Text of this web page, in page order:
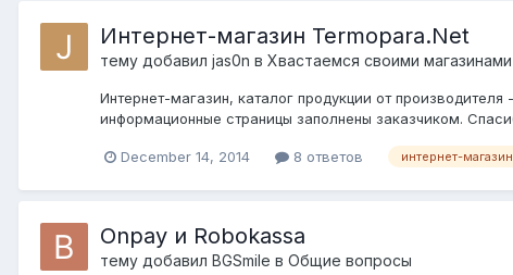
Интернет-магазин Termopara.Net
тему добавил jas0n в Хвастаемся своими магазинами
Интернет-магазин, каталог продукции от
информационные страницы заполнены заказчиком.
December 14, 2014 8 ответов интернет-магазин
Onpay и Robokassa
тему добавил BGSmile в Общие вопросы